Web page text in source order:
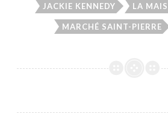
JACKIE KENNEDY LA
MARCHÉ SAINT-PIERRE